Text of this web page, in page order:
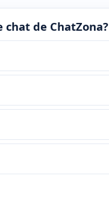
de ChatZona?